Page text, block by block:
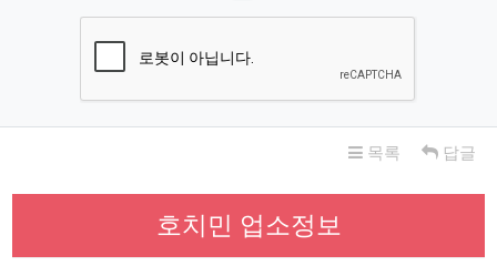
목록 답글
호치민 업소정보